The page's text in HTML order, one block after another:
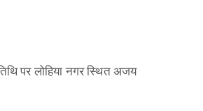
पर लोहिया नगर स्थित अजय